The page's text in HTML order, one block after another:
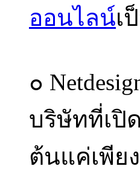
ออนไลน์เ
๐
บริษัทที่เปิ
ต้นแค่เพีย